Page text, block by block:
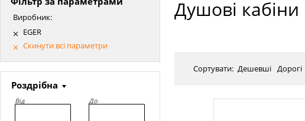
Виробник:
EGER
Скинути всі параметри
Роздрібна
Від До
Душові кабіни
Сортувати: Дешевші Дорогі